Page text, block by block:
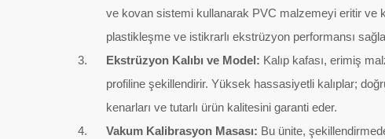
ve kovan sistemi kullanarak PVC malzemeyi eritir ve
plastikleşme ve istikrarlı ekstrüzyon performansı
Ekstrüzyon Kalıbı ve Model: Kalıp kafası, erimiş
profiline şekillendirir. Yüksek hassasiyetli kalıplar;
kenarları ve tutarlı ürün kalitesini garanti eder.
Vakum Kalibrasyon Masası: Bu ünite,